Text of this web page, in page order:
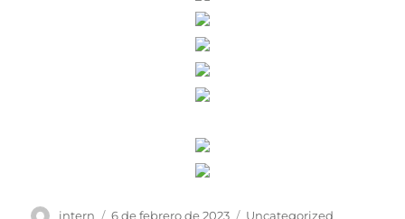
Autor
intern Publicado
6 de febrero de 2023 Categorías
Uncategorized